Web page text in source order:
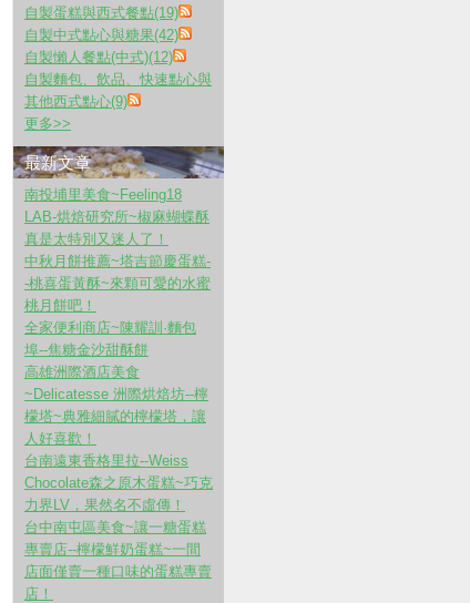
自製蛋糕與西式餐點(19)
自製中式點心與糖果(42)
自製懶人餐點(中式)(12)
自製麵包、飲品、快速點心與
其他西式點心(9)
更多>>
最新文章
南投埔里美食~Feeling18
LAB-烘焙研究所~椒麻蝴蝶酥
真是太特別又迷人了！
中秋月餅推薦~塔吉節慶蛋糕-
-桃喜蛋黃酥~來顆可愛的水蜜
桃月餅吧！
全家便利商店~陳耀訓·麵包
埠--焦糖金沙甜酥餅
高雄洲際酒店美食
~Delicatesse 洲際烘焙坊--檸
檬塔~典雅細膩的檸檬塔，讓
人好喜歡！
台南遠東香格里拉--Weiss
Chocolate森之原木蛋糕~巧克
力界LV，果然名不虛傳！
台中南屯區美食~讓一糖蛋糕
專賣店--檸檬鮮奶蛋糕~一間
店面僅賣一種口味的蛋糕專賣
店！